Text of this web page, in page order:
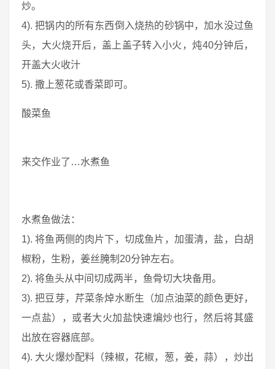
炒。
4). 把锅内的所有东西倒入烧热的砂锅中，加水没过鱼
头，大火烧开后，盖上盖子转入小火，炖40分钟后，
开盖大火收汁
5). 撒上葱花或香菜即可。
酸菜鱼
来交作业了…水煮鱼
水煮鱼做法：
1). 将鱼两侧的肉片下，切成鱼片，加蛋清，盐，白胡
椒粉，生粉，姜丝腌制20分钟左右。
2). 将鱼头从中间切成两半，鱼骨切大块备用。
3). 把豆芽，芹菜条焯水断生（加点油菜的颜色更好，
一点盐），或者大火加盐快速煸炒也行，然后将其盛
出放在容器底部。
4). 大火爆炒配料（辣椒，花椒，葱，姜，蒜），炒出